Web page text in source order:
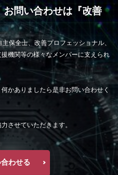
問い合わせは『改善
保全士、改善プロフェッショナル、
機関等の様々なメンバーに支えられ
かありましたら是非お問い合わせく
させていただきます。
わせる